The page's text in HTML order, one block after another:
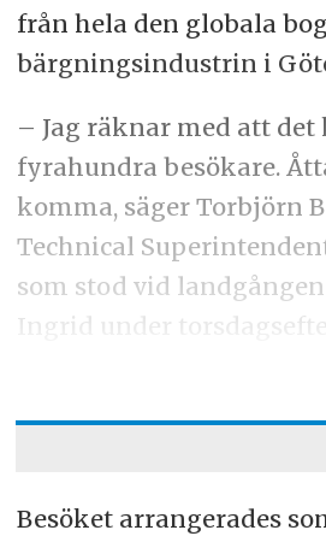
från hela den globala
bärgningsindustrin i
– Jag räknar med att
fyrahundra besökare.
komma, säger Torbjörn
Technical
som stod vid
Ingrid under
Besöket arrangerades